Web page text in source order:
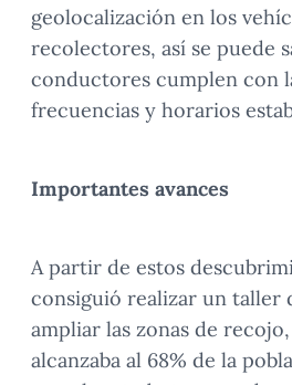
geolocalización en los
recolectores, así se puede
conductores cumplen con
frecuencias y horarios
Importantes avances
A partir de estos
consiguió realizar un taller
ampliar las zonas de
alcanzaba al 68% de la